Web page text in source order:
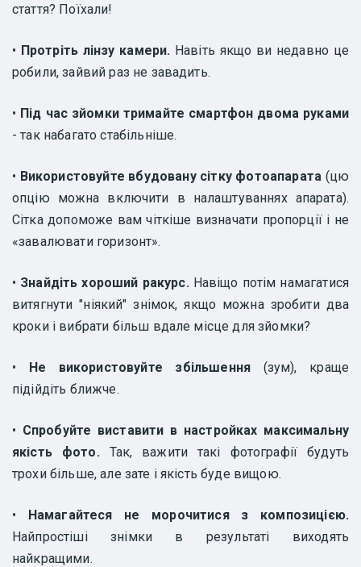
стаття? Поїхали!
• Протріть лінзу камери. Навіть якщо ви недавно це
робили, зайвий раз не завадить.
• Під час зйомки тримайте смартфон двома руками
- так набагато стабільніше.
• Використовуйте вбудовану сітку фотоапарата (цю
опцію можна включити в налаштуваннях апарата).
Сітка допоможе вам чіткіше визначати пропорції і не
«завалювати горизонт».
• Знайдіть хороший ракурс. Навіщо потім намагатися
витягнути "ніякий" знімок, якщо можна зробити два
кроки і вибрати більш вдале місце для зйомки?
• Не використовуйте збільшення (зум), краще
підійдіть ближче.
• Спробуйте виставити в настройках максимальну
якість фото. Так, важити такі фотографії будуть
трохи більше, але зате і якість буде вищою.
• Намагайтеся не морочитися з композицією.
Найпростіші знімки в результаті виходять
найкращими.